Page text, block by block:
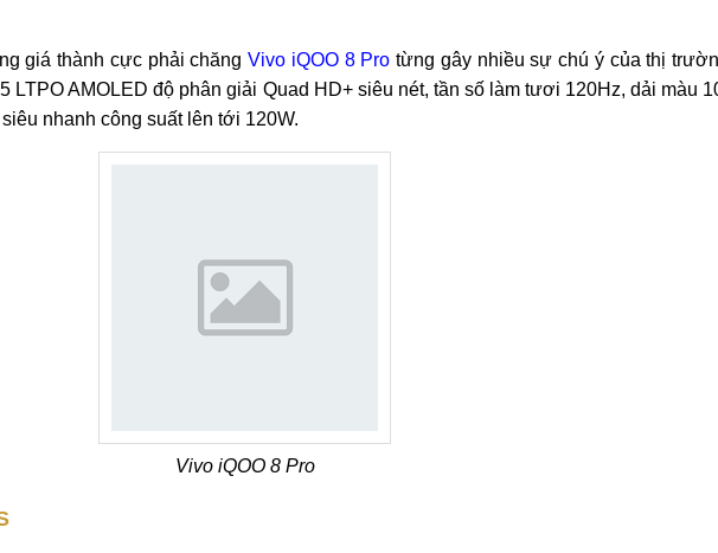
giá thành cực phải chăngVivo iQOO 8 Pro từng gây nhiều sự chú ý của thị
LTPO AMOLED độ phân giải Quad HD+ siêu nét, tần số làm tươi 120Hz, dải màu
nhanh công suất lên tới 120W.
Vivo iQOO 8 Pro